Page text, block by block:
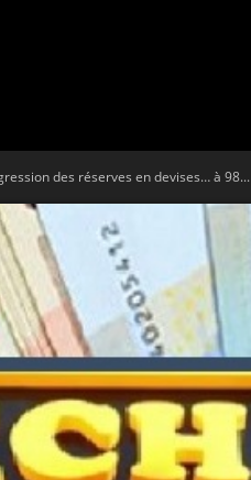
des réserves en devises… à 98...